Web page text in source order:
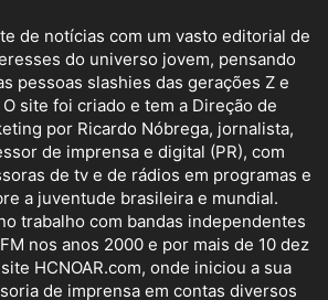
de notícias com um vasto editorial de
do universo jovem, pensando
pessoas slashies das gerações Z e
site foi criado e tem a Direção de
por Ricardo Nóbrega, jornalista,
de imprensa e digital (PR), com
de tv e de rádios em programas e
a juventude brasileira e mundial.
trabalho com bandas independentes
nos anos 2000 e por mais de 10 dez
HCNOAR.com, onde iniciou a sua
de imprensa em contas diversos